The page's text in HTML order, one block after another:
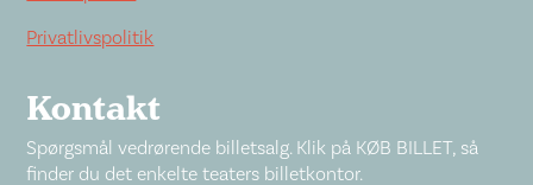
Privatlivspolitik
Kontakt
Spørgsmål vedrørende billetsalg. Klik på KØB BILLET, så
finder du det enkelte teaters billetkontor.